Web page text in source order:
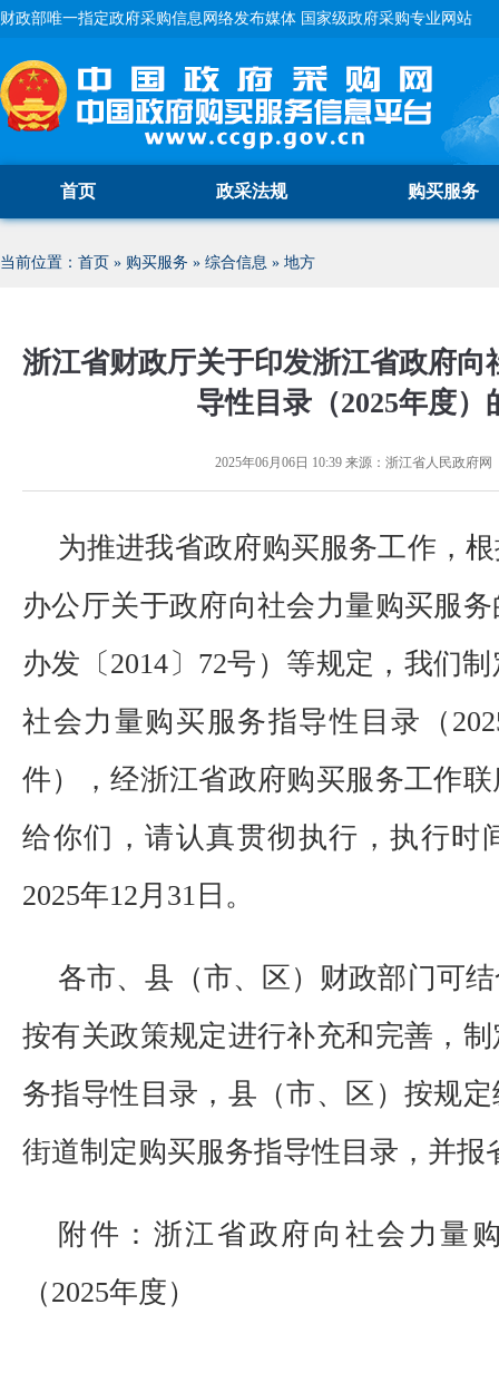
财政部唯一指定政府采购信息网络发布媒体 国家级政府采购专业网站
首页 政采法规 购买服务
当前位置： 首页 » 购买服务 » 综合信息 » 地方
浙江省财政厅关于印发浙江省政府向
导性目录（2025年度）
2025年06月06日 10:39来源： 浙江省人民政府网
为推进我省政府购买服务工作，
办公厅关于政府向社会力量购买服
办发〔2014〕72号）等规定，我们
社会力量购买服务指导性目录（
件），经浙江省政府购买服务工作
给你们，请认真贯彻执行，执行时
2025年12月31日。
各市、县（市、区）财政部门可
按有关政策规定进行补充和完善，
务指导性目录，县（市、区）按规
街道制定购买服务指导性目录，并报
附件：浙江省政府向社会力量
（2025年度）